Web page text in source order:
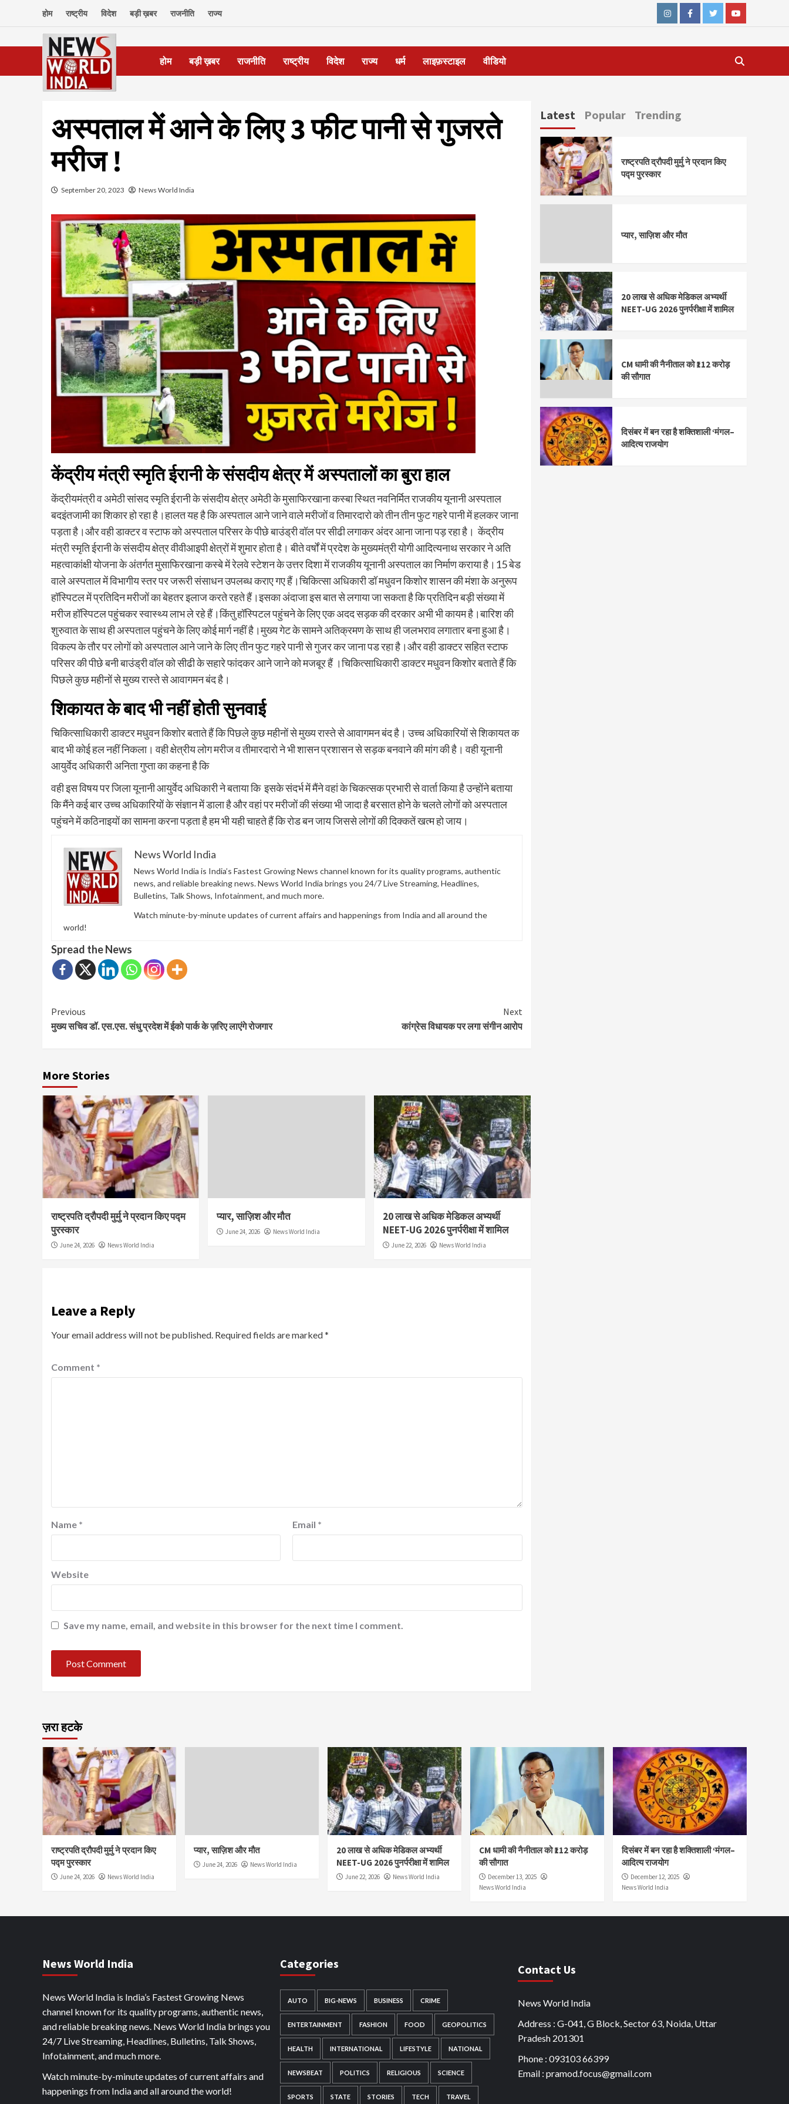
होम राष्ट्रीय विदेश बड़ी ख़बर राजनीति राज्य
InstagramFacebookTwitterYoutube
होम बड़ी ख़बर राजनीति राष्ट्रीय विदेश राज्य धर्म लाइफ़स्टाइल वीडियो
अस्पताल में आने के लिए 3 फीट पानी से गुजरते
मरीज !
September 20, 2023 News World India
केंद्रीय मंत्री स्मृति ईरानी के संसदीय क्षेत्र में अस्पतालों का बुरा हाल
केंद्रीयमंत्री व अमेठी सांसद स्मृति ईरानी के संसदीय क्षेत्र अमेठी के मुसाफिरखाना कस्बा स्थित नवनिर्मित राजकीय यूनानी अस्पताल
बदइंतजामी का शिकार हो रहा है।हालत यह है कि अस्पताल आने जाने वाले मरीजों व तिमारदारो को तीन तीन फुट गहरे पानी में हलकर जाना
पड़ता है।और वही डाक्टर व स्टाफ को अस्पताल परिसर के पीछे बाउंड्री वॉल पर सीढी लगाकर अंदर आना जाना पड़ रहा है। केंद्रीय
मंत्री स्मृति ईरानी के संसदीय क्षेत्र वीवीआइपी क्षेत्रों में शुमार होता है। बीते वर्षों में प्रदेश के मुख्यमंत्री योगी आदित्यनाथ सरकार ने अति
महत्वाकांक्षी योजना के अंतर्गत मुसाफिरखाना कस्बे में रेलवे स्टेशन के उत्तर दिशा में राजकीय यूनानी अस्पताल का निर्माण कराया है।15 बेड
वाले अस्पताल में विभागीय स्तर पर जरूरी संसाधन उपलब्ध कराए गए हैं।चिकित्सा अधिकारी डॉ मधुवन किशोर शासन की मंशा के अनुरूप
हॉस्पिटल में प्रतिदिन मरीजों का बेहतर इलाज करते रहते हैं।इसका अंदाजा इस बात से लगाया जा सकता है कि प्रतिदिन बड़ी संख्या में
मरीज हॉस्पिटल पहुंचकर स्वास्थ्य लाभ ले रहे हैं।किंतु हॉस्पिटल पहुंचने के लिए एक अदद सड़क की दरकार अभी भी कायम है।बारिश की
शुरुवात के साथ ही अस्पताल पहुंचने के लिए कोई मार्ग नहीं है।मुख्य गेट के सामने अतिक्रमण के साथ ही जलभराव लगातार बना हुआ है।
विकल्प के तौर पर लोगों को अस्पताल आने जाने के लिए तीन फुट गहरे पानी से गुजर कर जाना पड रहा है।और वही डाक्टर सहित स्टाफ
परिसर की पीछे बनी बाउंड्री वॉल को सीढी के सहारे फांदकर आने जाने को मजबूर हैं ।चिकित्साधिकारी डाक्टर मधुवन किशोर बताते हैं कि
पिछले कुछ महीनों से मुख्य रास्ते से आवागमन बंद है।
शिकायत के बाद भी नहीं होती सुनवाई
चिकित्साधिकारी डाक्टर मधुवन किशोर बताते हैं कि पिछले कुछ महीनों से मुख्य रास्ते से आवागमन बंद है। उच्च अधिकारियों से शिकायत क
बाद भी कोई हल नहीं निकला। वही क्षेत्रीय लोग मरीज व तीमारदारो ने भी शासन प्रशासन से सड़क बनवाने की मांग की है। वही यूनानी
आयुर्वेद अधिकारी अनिता गुप्ता का कहना है कि
वही इस विषय पर जिला यूनानी आयुर्वेद अधिकारी ने बताया कि इसके संदर्भ में मैंने वहां के चिकत्सक प्रभारी से वार्ता किया है उन्होंने बताया
कि मैंने कई बार उच्च अधिकारियों के संज्ञान में डाला है और वहां पर मरीजों की संख्या भी जादा है बरसात होने के चलते लोगों को अस्पताल
पहुंचने में कठिनाइयों का सामना करना पड़ता है हम भी यही चाहते हैं कि रोड बन जाय जिससे लोगों की दिक्कतें खत्म हो जाय।
News World India
News World India is India’s Fastest Growing News channel known for its quality programs, authentic
news, and reliable breaking news. News World India brings you 24/7 Live Streaming, Headlines,
Bulletins, Talk Shows, Infotainment, and much more.
Watch minute-by-minute updates of current affairs and happenings from India and all around the
world!
Spread the News
Continue
Reading
Previous
मुख्य सचिव डॉ. एस.एस. संधु प्रदेश में ईको पार्क के ज़रिए लाएंगे रोजगार
Next
कांग्रेस विधायक पर लगा संगीन आरोप
More Stories
राष्ट्रपति द्रौपदी मुर्मु ने प्रदान किए पद्म
पुरस्कार
June 24, 2026 News World India
प्यार, साज़िश और मौत
June 24, 2026 News World India
20 लाख से अधिक मेडिकल अभ्यर्थी
NEET-UG 2026 पुनर्परीक्षा में शामिल
June 22, 2026 News World India
Leave a Reply
Your email address will not be published. Required fields are marked*
Comment *
Name * Email *
Website
Save my name, email, and website in this browser for the next time I comment.
Latest Popular Trending
राष्ट्रपति द्रौपदी मुर्मु ने प्रदान किए
पद्म पुरस्कार
प्यार, साज़िश और मौत
20 लाख से अधिक मेडिकल अभ्यर्थी
NEET-UG 2026 पुनर्परीक्षा में शामिल
CM धामी की नैनीताल को ₹112 करोड़
की सौगात
दिसंबर में बन रहा है शक्तिशाली ‘मंगल–
आदित्य राजयोग
ज़रा हटके
राष्ट्रपति द्रौपदी मुर्मु ने प्रदान किए
पद्म पुरस्कार
June 24, 2026 News World India
प्यार, साज़िश और मौत
June 24, 2026 News World India
20 लाख से अधिक मेडिकल अभ्यर्थी
NEET-UG 2026 पुनर्परीक्षा में शामिल
June 22, 2026 News World India
CM धामी की नैनीताल को ₹112 करोड़
की सौगात
December 13, 2025
News World India
दिसंबर में बन रहा है शक्तिशाली ‘मंगल–
आदित्य राजयोग
December 12, 2025
News World India
News World India
News World India is India’s Fastest Growing News
channel known for its quality programs, authentic news,
and reliable breaking news. News World India brings you
24/7 Live Streaming, Headlines, Bulletins, Talk Shows,
Infotainment, and much more.
Watch minute-by-minute updates of current affairs and
happenings from India and all around the world!
Categories
AUTO BIG-NEWS BUSINESS CRIME
ENTERTAINMENT FASHION FOOD GEOPOLITICS
HEALTH INTERNATIONAL LIFESTYLE NATIONAL
NEWSBEAT POLITICS RELIGIOUS SCIENCE
SPORTS STATE STORIES TECH TRAVEL
Contact Us
News World India
Address : G-041, G Block, Sector 63, Noida, Uttar
Pradesh 201301
Phone : 093103 66399
Email : pramod.focus@gmail.com